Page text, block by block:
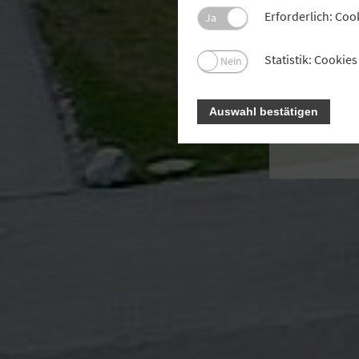
Ja Erforderlich:
Nein Statistik:
Auswahl bestätigen